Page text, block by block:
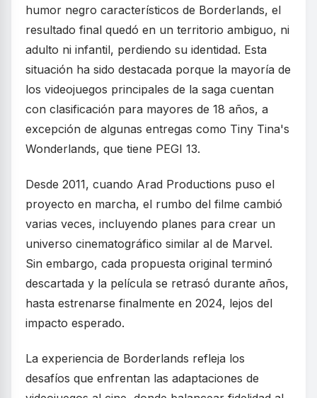
humor negro característicos de Borderlands, el
resultado final quedó en un territorio ambiguo, ni
adulto ni infantil, perdiendo su identidad. Esta
situación ha sido destacada porque la mayoría de
los videojuegos principales de la saga cuentan
con clasificación para mayores de 18 años, a
excepción de algunas entregas como Tiny Tina's
Wonderlands, que tiene PEGI 13.
Desde 2011, cuando Arad Productions puso el
proyecto en marcha, el rumbo del filme cambió
varias veces, incluyendo planes para crear un
universo cinematográfico similar al de Marvel.
Sin embargo, cada propuesta original terminó
descartada y la película se retrasó durante años,
hasta estrenarse finalmente en 2024, lejos del
impacto esperado.
La experiencia de Borderlands refleja los
desafíos que enfrentan las adaptaciones de